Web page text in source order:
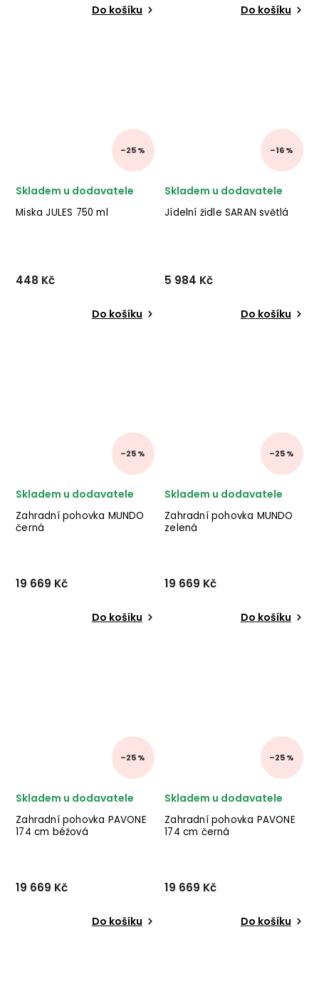
Do košíku Do košíku
–25 %
Miska JULES 750 ml
Skladem u dodavatele
448 Kč
Do košíku
–16 %
Jídelní židle SARAN světlá
Skladem u dodavatele
5 984 Kč
Do košíku
–25 %
Zahradní pohovka MUNDO
černá
Skladem u dodavatele
19 669 Kč
Do košíku
–25 %
Zahradní pohovka MUNDO
zelená
Skladem u dodavatele
19 669 Kč
Do košíku
–25 %
Zahradní pohovka PAVONE
174 cm béžová
Skladem u dodavatele
19 669 Kč
Do košíku
–25 %
Zahradní pohovka PAVONE
174 cm černá
Skladem u dodavatele
19 669 Kč
Do košíku